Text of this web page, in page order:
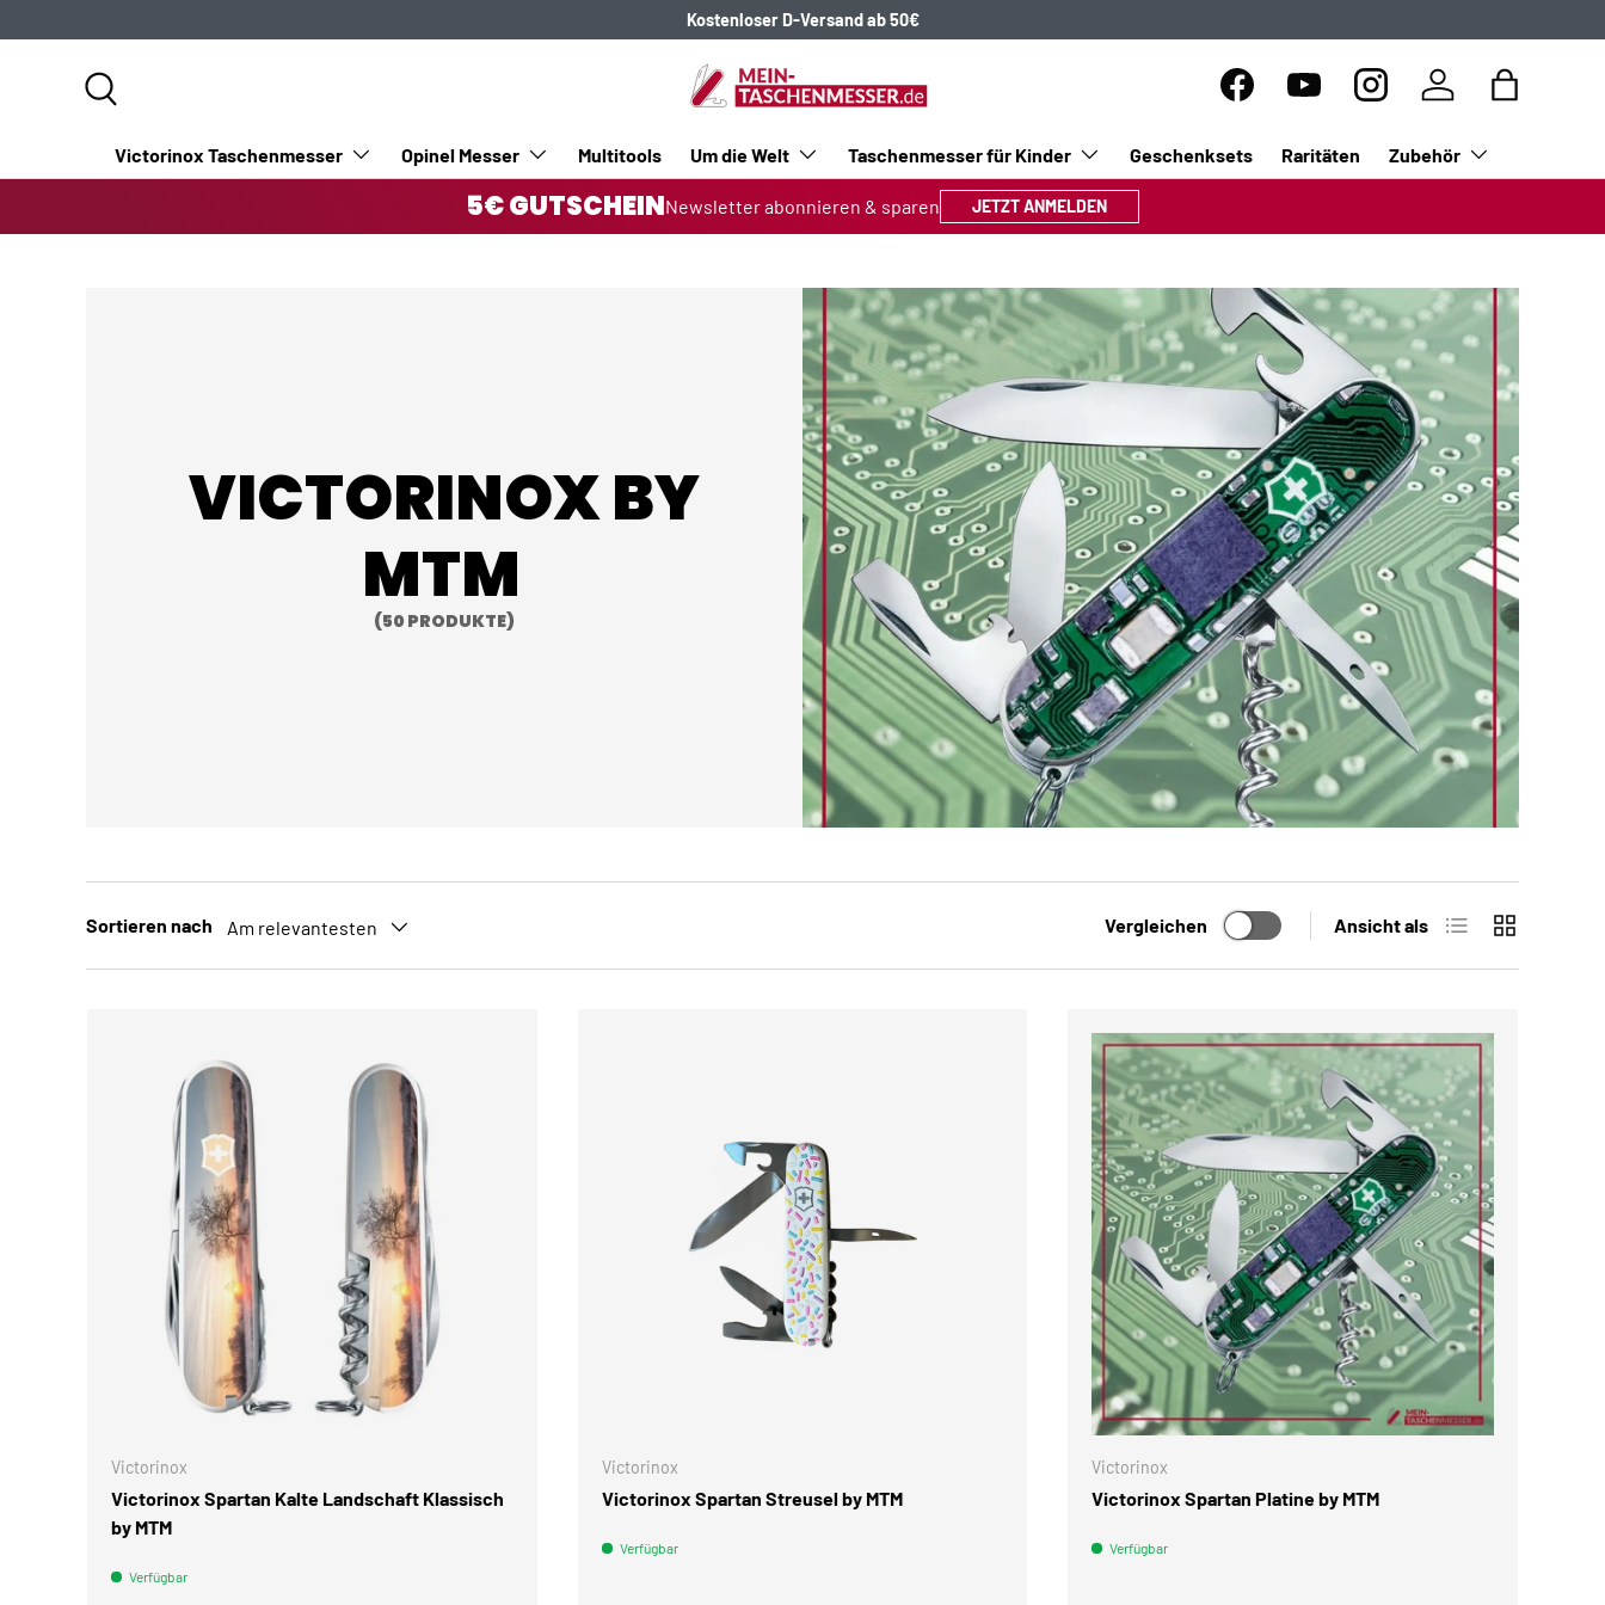
DIREKT ZUM INHALT
Kostenloser D-Versand ab 50€
FacebookYouTubeInstagramEinloggen
Victorinox Taschenmesser Opinel Messer Multitools Um die Welt Taschenmesser für Kinder Geschenksets Raritäten Zubehör
5€ GUTSCHEINNewsletter abonnieren & sparen JETZT ANMELDEN
VICTORINOX BY
MTM
(50 PRODUKTE)
Sortieren nach Am relevantesten Vergleichen Ansicht als Produktliste
Victorinox
Victorinox Spartan Kalte Landschaft Klassisch
by MTM
Verfügbar
Victorinox
Victorinox Spartan Streusel by MTM
Verfügbar
Victorinox
Victorinox Spartan Platine by MTM
Verfügbar